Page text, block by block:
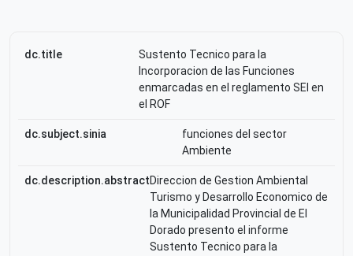
dc.title
Sustento Tecnico para la
Incorporacion de las Funciones
enmarcadas en el reglamento SEI en
el ROF
dc.subject.sinia
funciones del sector
Ambiente
dc.description.abstractDireccion de Gestion Ambiental
Turismo y Desarrollo Economico de
la Municipalidad Provincial de El
Dorado presento el informe
Sustento Tecnico para la